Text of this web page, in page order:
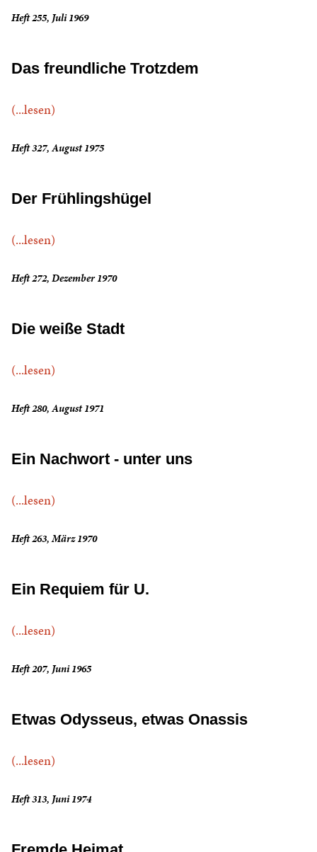
Heft 255, Juli 1969
Das freundliche Trotzdem
(...lesen)
Heft 327, August 1975
Der Frühlingshügel
(...lesen)
Heft 272, Dezember 1970
Die weiße Stadt
(...lesen)
Heft 280, August 1971
Ein Nachwort - unter uns
(...lesen)
Heft 263, März 1970
Ein Requiem für U.
(...lesen)
Heft 207, Juni 1965
Etwas Odysseus, etwas Onassis
(...lesen)
Heft 313, Juni 1974